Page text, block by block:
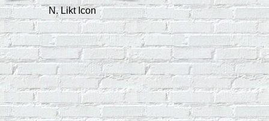
N. Likt Icon